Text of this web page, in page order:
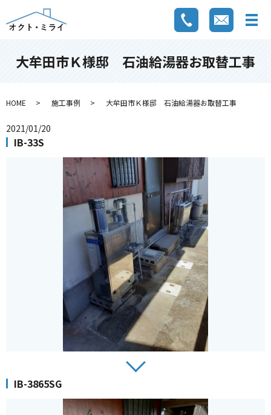
大牟田市Ｋ様邸 石油給湯器お取替工事
HOME 施工事例 大牟田市Ｋ様邸 石油給湯器お取替工事
2021/01/20
IB-33S
IB-3865SG